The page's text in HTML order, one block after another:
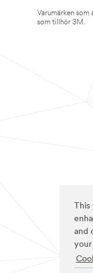
and
your
Varumärken som
som tillhör 3M.